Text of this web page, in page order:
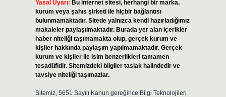
Yasal Uyarı: Bu internet sitesi, herhangi bir marka,
kurum veya şahıs şirketi ile hiçbir bağlantısı
bulunmamaktadır. Sitede yalnızca kendi hazırladığımız
makaleler paylaşılmaktadır. Burada yer alan içerikler
haber niteliği taşımamakta olup, gerçek kurum ve
kişiler hakkında paylaşım yapılmamaktadır. Gerçek
kurum ve kişiler ile isim benzerlikleri tamamen
tesadüfidir. Sitemizdeki bilgiler taslak halindedir ve
tavsiye niteliği taşımazlar.
Sitemiz, 5651 Sayılı Kanun gereğince Bilgi Teknolojileri